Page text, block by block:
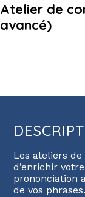
Atelier de
avancé)
Les ateliers
d’enrichir
prononciation
de vos phrases.